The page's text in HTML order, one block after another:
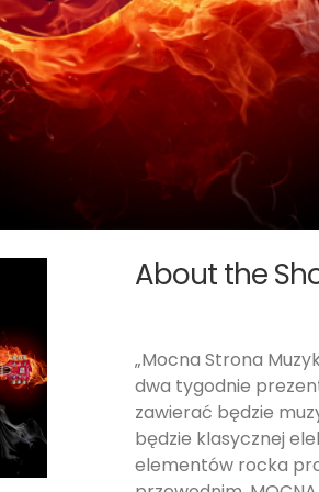
About the
„Mocna Strona
dwa tygodnie
zawierać będzie
będzie klasycznej
elementów rocka